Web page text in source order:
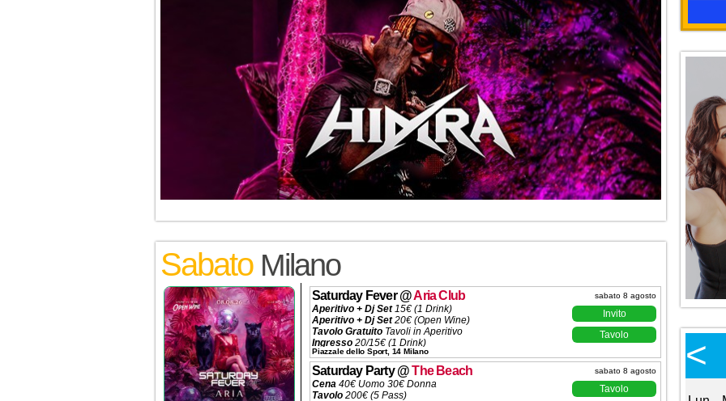
Sabato Milano
sabato 8 agosto
Saturday Fever@Aria Club
Aperitivo + Dj Set15€ (1 Drink)
Aperitivo + Dj Set20€ (Open Wine)
Tavolo Gratuito Tavoli in Aperitivo
Ingresso 20/15€ (1 Drink)
Tavolo Pista200€ (6 Ingressi)
Tavolo Prive500€ (10 Ingressi)
Tavolo Consolle600€ (10 Ingressi)
Prenotazioni ✆ 3332434799
Invito
Tavolo
Piazzale dello Sport, 14 Milano
sabato 8 agosto
Saturday Party@The Beach
Cena 40€ Uomo 30€ Donna
Tavolo 200€ (5 Pass)
Tavolo
<
Calendario Eventi
Ottobre 2026
<